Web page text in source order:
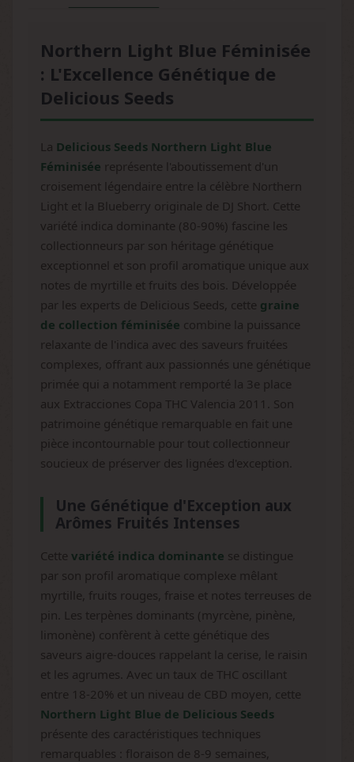
Northern Light Blue Féminisée
: L'Excellence Génétique de
Delicious Seeds
La Delicious Seeds Northern Light Blue
Féminisée représente l'aboutissement d'un
croisement légendaire entre la célèbre Northern
Light et la Blueberry originale de DJ Short. Cette
variété indica dominante (80-90%) fascine les
collectionneurs par son héritage génétique
exceptionnel et son profil aromatique unique aux
notes de myrtille et fruits des bois. Développée
par les experts de Delicious Seeds, cette graine
de collection féminisée combine la puissance
relaxante de l'indica avec des saveurs fruitées
complexes, offrant aux passionnés une génétique
primée qui a notamment remporté la 3e place
aux Extracciones Copa THC Valencia 2011. Son
patrimoine génétique remarquable en fait une
pièce incontournable pour tout collectionneur
soucieux de préserver des lignées d'exception.
Une Génétique d'Exception aux
Arômes Fruités Intenses
Cette variété indica dominante se distingue
par son profil aromatique complexe mêlant
myrtille, fruits rouges, fraise et notes terreuses de
pin. Les terpènes dominants (myrcène, pinène,
limonène) confèrent à cette génétique des
saveurs aigre-douces rappelant la cerise, le raisin
et les agrumes. Avec un taux de THC oscillant
entre 18-20% et un niveau de CBD moyen, cette
Northern Light Blue de Delicious Seeds
présente des caractéristiques techniques
remarquables : floraison de 8-9 semaines,